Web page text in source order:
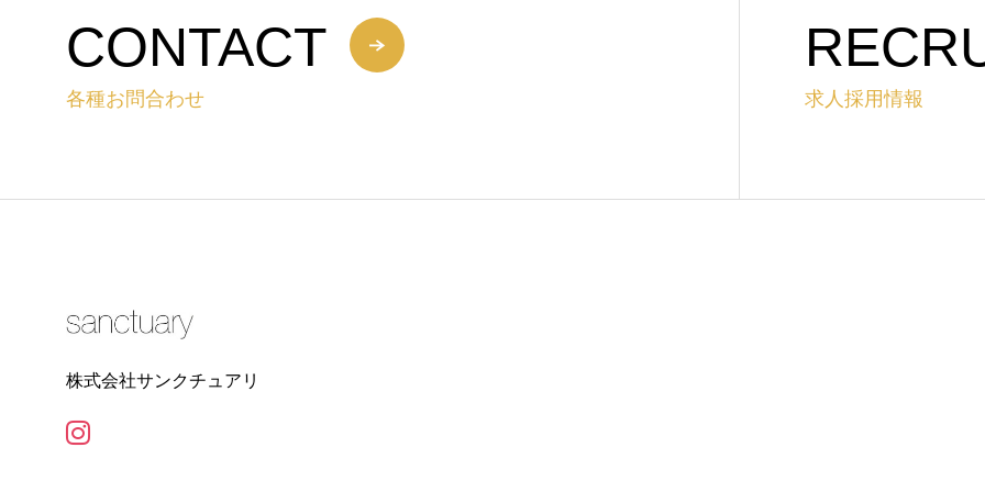
CONTACT
各種お問合わせ 求人採用情報
株式会社サンクチュアリ